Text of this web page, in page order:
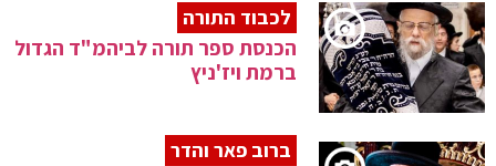
לכבוד התורה
הכנסת ספר תורה לביהמ"ד הגדול
ברמת ויז'ניץ
ברוב פאר והדר